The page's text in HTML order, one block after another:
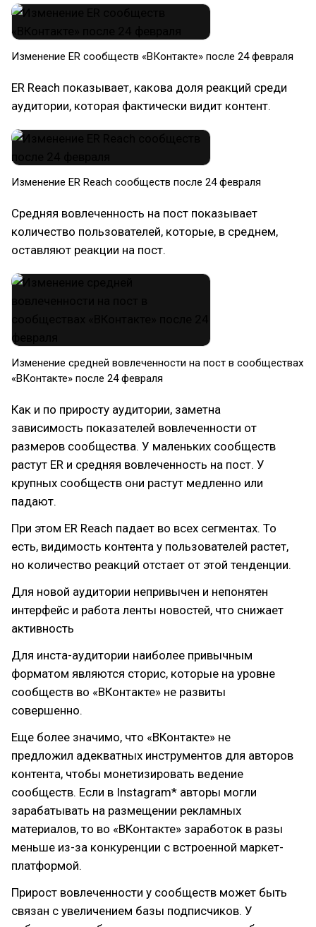
Изменение ER сообществ «ВКонтакте» после 24 февраля
ER Reach показывает, какова доля реакций среди
аудитории, которая фактически видит контент.
Изменение ER Reach сообществ после 24 февраля
Средняя вовлеченность на пост показывает
количество пользователей, которые, в среднем,
оставляют реакции на пост.
Изменение средней вовлеченности на пост в сообществах
«ВКонтакте» после 24 февраля
Как и по приросту аудитории, заметна
зависимость показателей вовлеченности от
размеров сообщества. У маленьких сообществ
растут ER и средняя вовлеченность на пост. У
крупных сообществ они растут медленно или
падают.
При этом ER Reach падает во всех сегментах. То
есть, видимость контента у пользователей растет,
но количество реакций отстает от этой тенденции.
Для новой аудитории непривычен и непонятен
интерфейс и работа ленты новостей, что снижает
активность
Для инста-аудитории наиболее привычным
форматом являются сторис, которые на уровне
сообществ во «ВКонтакте» не развиты
совершенно.
Еще более значимо, что «ВКонтакте» не
предложил адекватных инструментов для авторов
контента, чтобы монетизировать ведение
сообществ. Если в Instagram* авторы могли
зарабатывать на размещении рекламных
материалов, то во «ВКонтакте» заработок в разы
меньше из-за конкуренции с встроенной маркет-
платформой.
Прирост вовлеченности у сообществ может быть
связан с увеличением базы подписчиков. У